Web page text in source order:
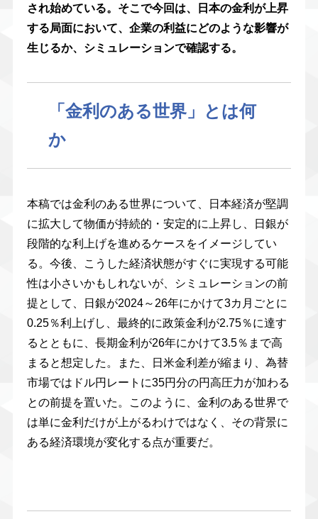
され始めている。そこで今回は、日本の金利が上昇
する局面において、企業の利益にどのような影響が
生じるか、シミュレーションで確認する。
「金利のある世界」とは何
か
本稿では金利のある世界について、日本経済が堅調
に拡大して物価が持続的・安定的に上昇し、日銀が
段階的な利上げを進めるケースをイメージしてい
る。今後、こうした経済状態がすぐに実現する可能
性は小さいかもしれないが、シミュレーションの前
提として、日銀が2024～26年にかけて3カ月ごとに
0.25％利上げし、最終的に政策金利が2.75％に達す
るとともに、長期金利が26年にかけて3.5％まで高
まると想定した。また、日米金利差が縮まり、為替
市場ではドル円レートに35円分の円高圧力が加わる
との前提を置いた。このように、金利のある世界で
は単に金利だけが上がるわけではなく、その背景に
ある経済環境が変化する点が重要だ。